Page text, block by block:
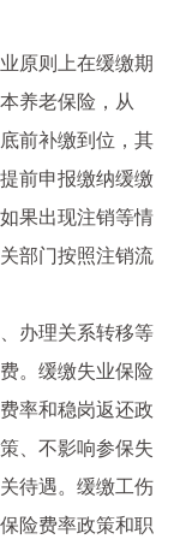
原则上在缓缴期
养老保险，从
前补缴到位，其
前申报缴纳缓缴
果出现注销等情
部门按照注销流
办理关系转移等
。缓缴失业保险
率和稳岗返还政
、不影响参保失
待遇。缓缴工伤
险费率政策和职